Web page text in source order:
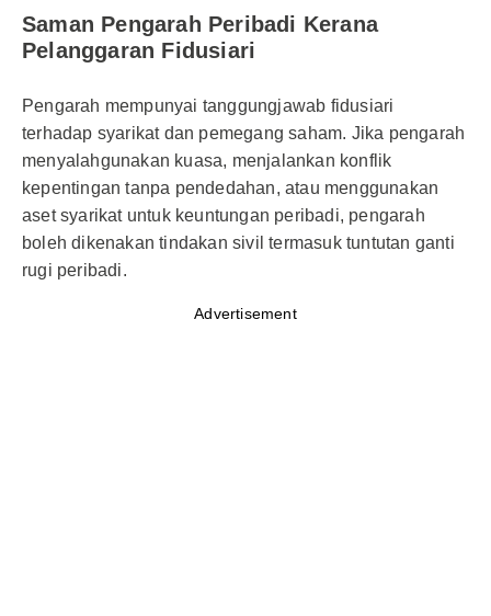
Saman Pengarah Peribadi Kerana
Pelanggaran Fidusiari
Pengarah mempunyai tanggungjawab fidusiari
terhadap syarikat dan pemegang saham. Jika pengarah
menyalahgunakan kuasa, menjalankan konflik
kepentingan tanpa pendedahan, atau menggunakan
aset syarikat untuk keuntungan peribadi, pengarah
boleh dikenakan tindakan sivil termasuk tuntutan ganti
rugi peribadi.
Advertisement